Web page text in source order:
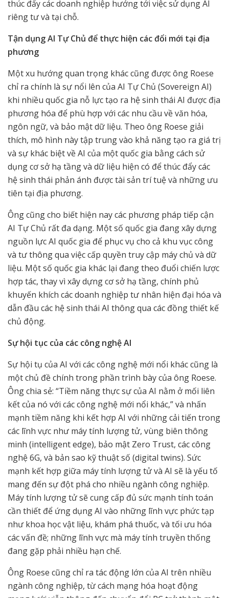
thúc đẩy các doanh nghiệp hướng tới việc sử dụng AI
riêng tư và tại chỗ.
Tận dụng AI Tự Chủ để thực hiện các đổi mới tại địa
phương
Một xu hướng quan trọng khác cũng được ông Roese
chỉ ra chính là sự nổi lên của AI Tự Chủ (Sovereign AI)
khi nhiều quốc gia nỗ lực tạo ra hệ sinh thái AI được địa
phương hóa để phù hợp với các nhu cầu về văn hóa,
ngôn ngữ, và bảo mật dữ liệu. Theo ông Roese giải
thích, mô hình này tập trung vào khả năng tạo ra giá trị
và sự khác biệt về AI của một quốc gia bằng cách sử
dụng cơ sở hạ tầng và dữ liệu hiện có để thúc đẩy các
hệ sinh thái phản ánh được tài sản trí tuệ và những ưu
tiên tại địa phương.
Ông cũng cho biết hiện nay các phương pháp tiếp cận
AI Tự Chủ rất đa dạng. Một số quốc gia đang xây dựng
nguồn lực AI quốc gia để phục vụ cho cả khu vục công
và tư thông qua việc cấp quyền truy cập máy chủ và dữ
liệu. Một số quốc gia khác lại đang theo đuổi chiến lược
hợp tác, thay vì xây dựng cơ sở hạ tầng, chính phủ
khuyến khích các doanh nghiệp tư nhân hiện đại hóa và
dẫn đầu các hệ sinh thái AI thông qua các đồng thiết kế
chủ động.
Sự hội tục của các công nghệ AI
Sự hội tụ của AI với các công nghệ mới nổi khác cũng là
một chủ đề chính trong phần trình bày của ông Roese.
Ông chia sẻ: “Tiềm năng thực sự của AI nằm ở mối liên
kết của nó với các công nghệ mới nổi khác,” và nhấn
mạnh tiềm năng khi kết hợp AI với những cải tiến trong
các lĩnh vực như máy tính lượng tử, vùng biên thông
minh (intelligent edge), bảo mật Zero Trust, các công
nghệ 6G, và bản sao kỹ thuật số (digital twins). Sức
mạnh kết hợp giữa máy tính lượng tử và AI sẽ là yếu tố
mang đến sự đột phá cho nhiều ngành công nghiệp.
Máy tính lượng tử sẽ cung cấp đủ sức mạnh tính toán
cần thiết để ứng dụng AI vào những lĩnh vực phức tạp
như khoa học vật liệu, khám phá thuốc, và tối ưu hóa
các vấn đề; những lĩnh vực mà máy tính truyền thống
đang gặp phải nhiều hạn chế.
Ông Roese cũng chỉ ra tác động lớn của AI trên nhiều
ngành công nghiệp, từ cách mạng hóa hoạt động